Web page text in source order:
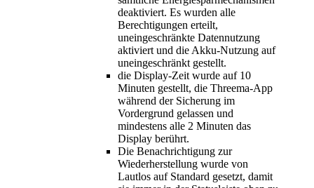
deaktiviert. Es wurden alle
Berechtigungen erteilt,
uneingeschränkte Datennutzung
aktiviert und die Akku-Nutzung auf
uneingeschränkt gestellt.
die Display-Zeit wurde auf 10
Minuten gestellt, die Threema-App
während der Sicherung im
Vordergrund gelassen und
mindestens alle 2 Minuten das
Display berührt.
Die Benachrichtigung zur
Wiederherstellung wurde von
Lautlos auf Standard gesetzt, damit